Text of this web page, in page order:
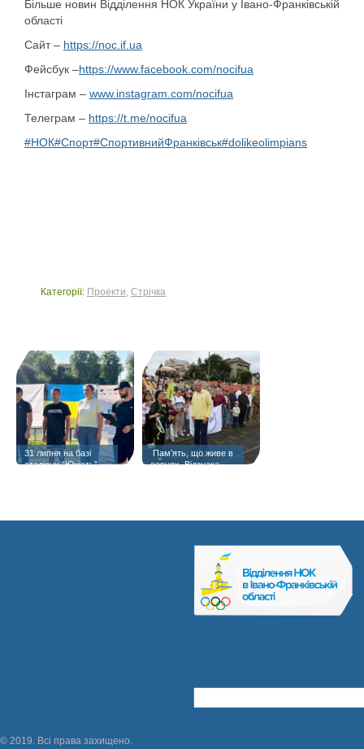
Більше новин Відділення НОК України у Івано-Франківській
області
Сайт – https://noc.if.ua
Фейсбук –https://www.facebook.com/nocifua
Інстаграм – www.instagram.com/nocifua
Телеграм – https://t.me/nocifua
#НОК#Спорт#СпортивнийФранківськ#dolikeolimpians
Категорії: Проекти, Стрічка
31 липня на базі
стадіону “Юність”
️ Пам’ять, що живе в
серцях. Відзнака
© 2019. Всі права захищено.